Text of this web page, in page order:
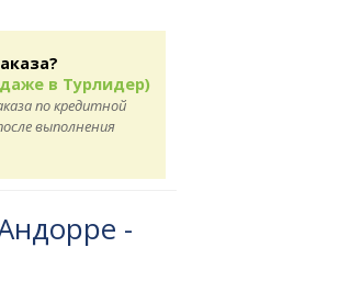
в Турлидер)
по кредитной
выполнения
-